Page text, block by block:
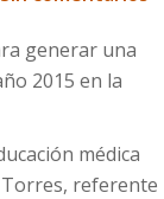
generar una
2015 en la
médica
Torres, referente